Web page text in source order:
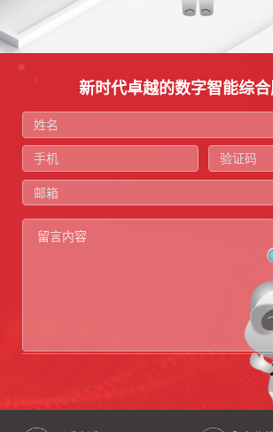
新时代卓越的数字智能综